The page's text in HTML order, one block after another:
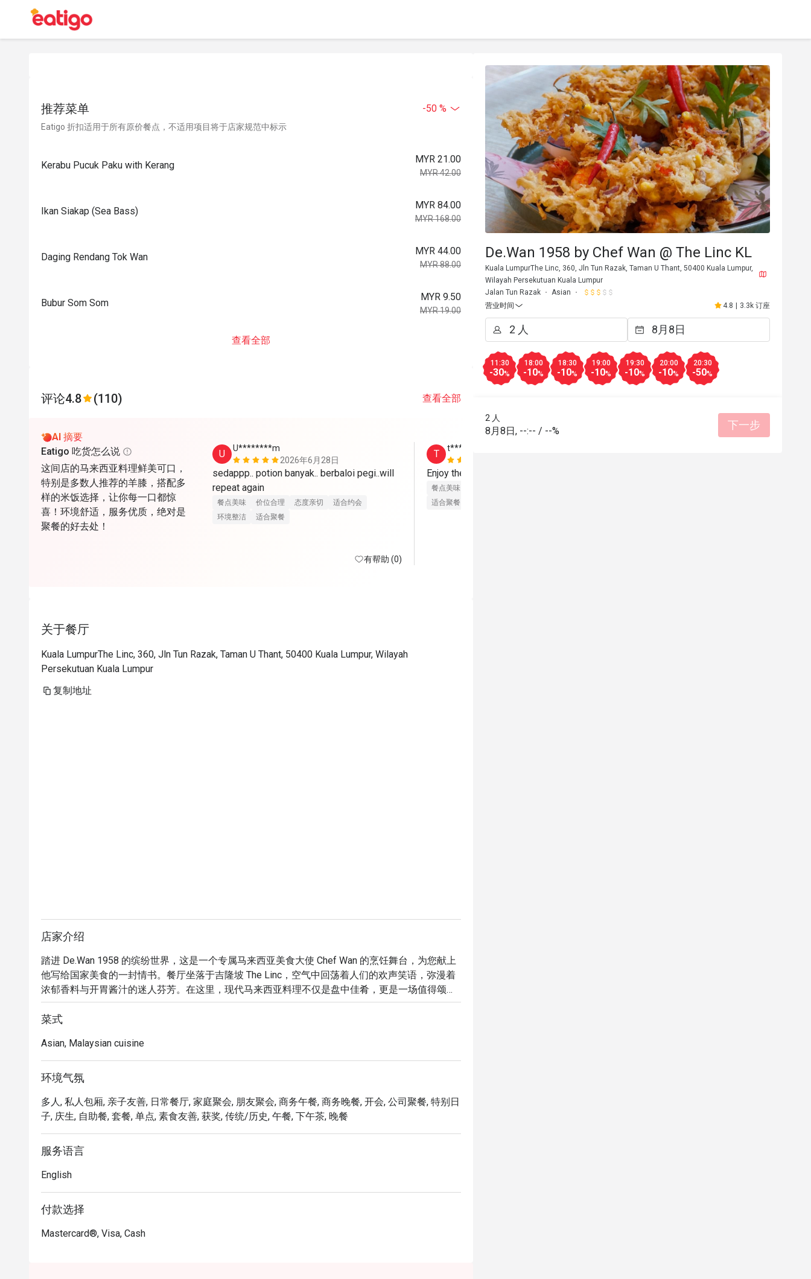
推荐菜单 -50 %
Eatigo 折扣适用于所有原价餐点，不适用项目将于店家规范中标示
Kerabu Pucuk Paku with Kerang
MYR 21.00
MYR 42.00
Ikan Siakap (Sea Bass)
MYR 84.00
MYR 168.00
Daging Rendang Tok Wan
MYR 44.00
MYR 88.00
Bubur Som Som
MYR 9.50
MYR 19.00
查看全部
评论4.8 (110) 查看全部
AI 摘要
Eatigo 吃货怎么说
这间店的马来西亚料理鲜美可口，
特别是多数人推荐的羊膝，搭配多
样的米饭选择，让你每一口都惊
喜！环境舒适，服务优质，绝对是
聚餐的好去处！
U
U********m
2026年6月28日
sedappp.. potion banyak.. berbaloi pegi..will
餐点美味 价位合理 态度亲切
适合约会
环境整洁
适合聚餐
有帮助 (0)
T
t**********6
餐点美味
适合聚餐
关于餐厅
Kuala LumpurThe Linc, 360, Jln Tun Razak, Taman U Thant, 50400 Kuala Lumpur, Wilayah
Persekutuan Kuala Lumpur
复制地址
店家介绍
踏进 De.Wan 1958 的缤纷世界，这是一个专属马来西亚美食大使 Chef Wan 的烹饪舞台，为您献上
他写给国家美食的一封情书。餐厅坐落于吉隆坡 The Linc，空气中回荡着人们的欢声笑语，弥漫着
浓郁香料与开胃酱汁的迷人芬芳。在这里，现代马来西亚料理不仅是盘中佳肴，更是一场值得颂扬
的盛宴。传统马来风味在国际级的精湛厨艺下升华，引领您进入一场既新奇又无比亲切的用餐体
验。
无论您是想来场快速晚餐，或享受一个惬意的夜晚，这里的独特魅力都将让您难以忘怀：
每一道菜肴都诉说着马来西亚多元的美食传承故事，从娘惹到印度风味，再到更多元的文化融合，
皆透过 Chef Wan 的世界级厨艺重新诠释。这是在轻松氛围中享受的星级餐饮，将熟悉的家常味赋
打造的、最道地的马来西亚滋味。
🍽️ 精选推荐
・Rendang Daging 'Tok Wan' | Chef Wan 的招牌慢炖仁当牛肉，浓郁椰香与芬芳香料交织，风味十
・Gulai Lemak Udang Nenas | 口感滑顺、酸爽开胃的黄咖哩，搭配多汁鲜虾与香甜菠萝块。
・Asam Pedas Ikan Pari | 经典的亚参辣鱼料理，以鲜嫩的魔鬼鱼慢火炖煮，酸辣滋味完美平衡，层
次丰富。
🥤 招牌饮品
菜式
Asian, Malaysian cuisine
环境气氛
多人, 私人包厢, 亲子友善, 日常餐厅, 家庭聚会, 朋友聚会, 商务午餐, 商务晚餐, 开会, 公司聚餐, 特别日
子, 庆生, 自助餐, 套餐, 单点, 素食友善, 获奖, 传统/历史, 午餐, 下午茶, 晚餐
服务语言
English
付款选择
Mastercard®, Visa, Cash
De.Wan 1958 by Chef Wan @ The Linc KL
Kuala LumpurThe Linc, 360, Jln Tun Razak, Taman U Thant, 50400 Kuala Lumpur,
Wilayah Persekutuan Kuala Lumpur
Jalan Tun Razak
Asian
营业时间
4.8 | 3.3k 订座
11:30
-30%
18:00
-10%
18:30
-10%
19:00
-10%
19:30
-10%
20:00
-10%
20:30
-50%
2 人
8月8日, --:-- / --% 下一步